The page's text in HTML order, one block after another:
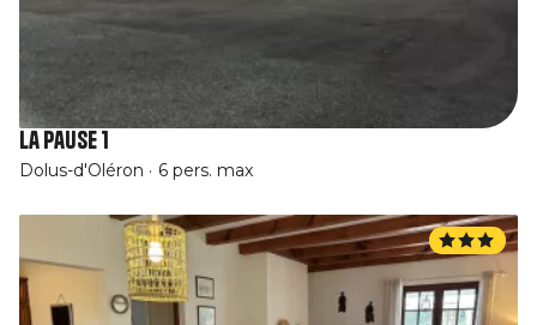
La Pause 1
Dolus-d'Oléron 6 pers. max